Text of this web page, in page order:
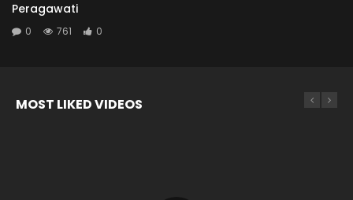
Peragawati
0 761 0
MOST LIKED VIDEOS